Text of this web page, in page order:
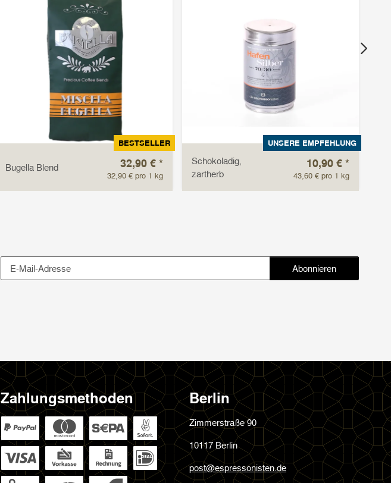
BESTSELLER
Bugella Blend 32,90 € *
32,90 € pro 1 kg
UNSERE EMPFEHLUNG
Schokoladig,
zartherb
10,90 € *
43,60 € pro 1 kg
AbonnierenAbonnieren
Zahlungsmethoden Berlin
Zimmerstraße 90
10117 Berlin
post@espressonisten.de